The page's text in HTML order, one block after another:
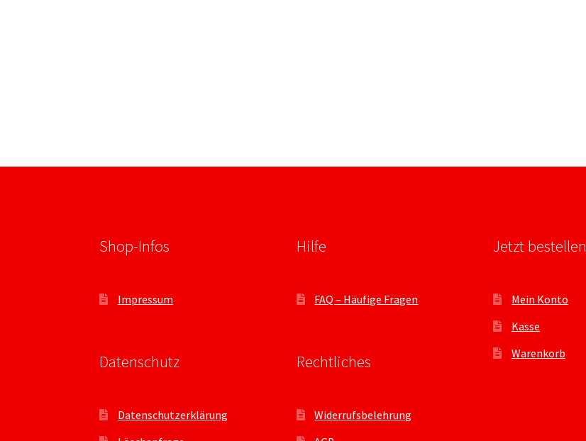
Shop-Infos
Impressum
Datenschutz
Datenschutzerklärung
Hilfe
FAQ – Häufige Fragen
Rechtliches
Widerrufsbelehrung
Jetzt bestellen
Mein Konto
Kasse
Warenkorb